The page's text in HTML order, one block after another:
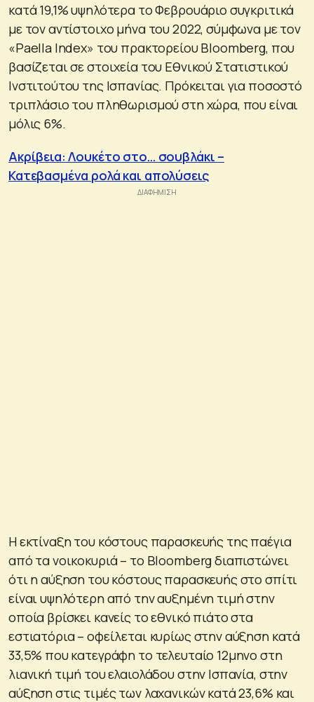
κατά 19,1% υψηλότερα το Φεβρουάριο συγκριτικά
με τον αντίστοιχο μήνα του 2022, σύμφωνα με τον
«Paella Index» του πρακτορείου Bloomberg, που
βασίζεται σε στοιχεία του Εθνικού Στατιστικού
Ινστιτούτου της Ισπανίας. Πρόκειται για ποσοστό
τριπλάσιο του πληθωρισμού στη χώρα, που είναι
μόλις 6%.
Ακρίβεια: Λουκέτο στο… σουβλάκι –
Κατεβασμένα ρολά και απολύσεις
Η εκτίναξη του κόστους παρασκευής της παέγια
από τα νοικοκυριά – το Bloomberg διαπιστώνει
ότι η αύξηση του κόστους παρασκευής στο σπίτι
είναι υψηλότερη από την αυξημένη τιμή στην
οποία βρίσκει κανείς το εθνικό πιάτο στα
εστιατόρια – οφείλεται κυρίως στην αύξηση κατά
33,5% που κατεγράφη το τελευταίο 12μηνο στη
λιανική τιμή του ελαιολάδου στην Ισπανία, στην
αύξηση στις τιμές των λαχανικών κατά 23,6% και